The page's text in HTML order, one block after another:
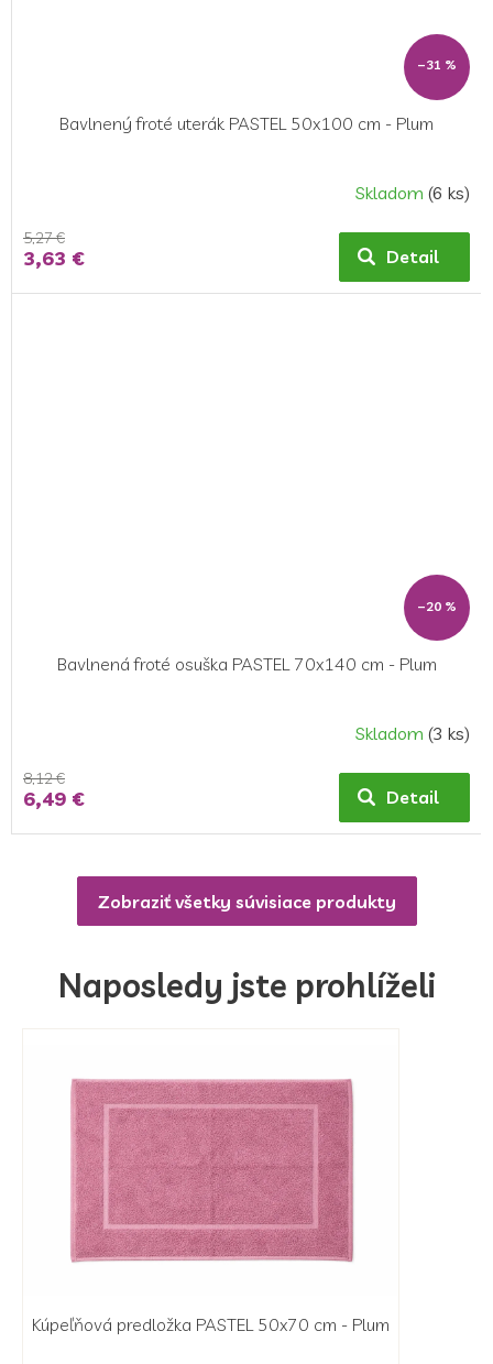
–31 %
Bavlnený froté uterák PASTEL 50x100 cm - Plum
Skladom (6 ks)
5,27 €
3,63 € Detail
–20 %
Bavlnená froté osuška PASTEL 70x140 cm - Plum
Skladom (3 ks)
8,12 €
6,49 € Detail
Zobraziť všetky súvisiace produkty
Naposledy jste prohlíželi
Kúpeľňová predložka PASTEL 50x70 cm - Plum